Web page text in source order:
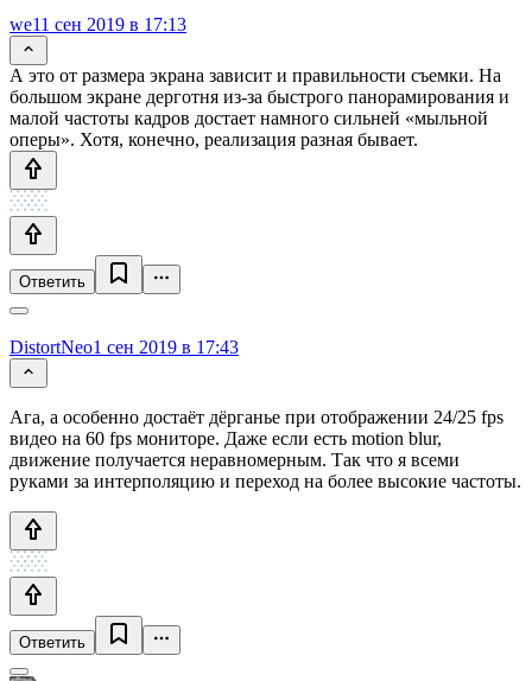
we11 сен 2019 в 17:13
А это от размера экрана зависит и правильности съемки. На
большом экране дерготня из-за быстрого панорамирования и
малой частоты кадров достает намного сильней «мыльной
оперы». Хотя, конечно, реализация разная бывает.
Ответить
DistortNeo1 сен 2019 в 17:43
Ага, а особенно достаёт дёрганье при отображении 24/25 fps
видео на 60 fps мониторе. Даже если есть motion blur,
движение получается неравномерным. Так что я всеми
руками за интерполяцию и переход на более высокие частоты.
Ответить